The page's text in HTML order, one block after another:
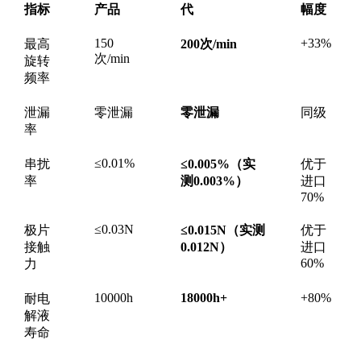
指标
产品
代
幅度
最高
旋转
频率
150
次/min
200次/min +33%
泄漏
率
零泄漏 零泄漏 同级
串扰
率
≤0.01%
≤0.005%（实
测0.003%）
优于
进口
70%
极片
接触
力
≤0.03N
≤0.015N（实测
0.012N）
优于
进口
60%
耐电
解液
寿命
10000h 18000h+ +80%